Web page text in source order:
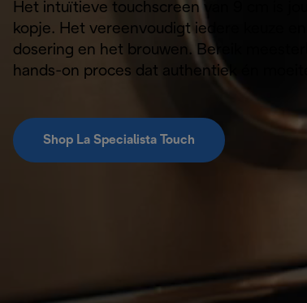
Het intuïtieve touchscreen van 9 cm is
kopje. Het vereenvoudigt iedere keuze
dosering en het brouwen. Bereik
hands-on proces dat authentiek én
Shop La Specialista Touch